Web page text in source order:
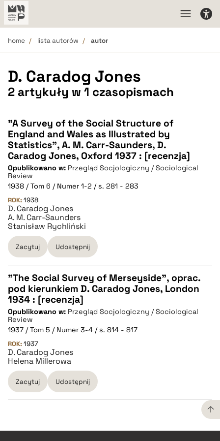
home lista autorów autor
D. Caradog Jones
2 artykuły w 1 czasopismach
"A Survey of the Social Structure of
England and Wales as Illustrated by
Statistics", A. M. Carr-Saunders, D.
Caradog Jones, Oxford 1937 : [recenzja]
Opublikowano w: Przegląd Socjologiczny / Sociological
Review
1938 / Tom 6 / Numer 1-2 / s. 281 - 283
ROK: 1938
D. Caradog Jones
A. M. Carr-Saunders
Stanisław Rychliński
Zacytuj Udostępnij
CZYSTY TEKST
pobierz cytat
BIBTEX
pobierz cytat
"The Social Survey of Merseyside", oprac.
pod kierunkiem D. Caradog Jones, London
1934 : [recenzja]
Opublikowano w: Przegląd Socjologiczny / Sociological
Review
1937 / Tom 5 / Numer 3-4 / s. 814 - 817
ROK: 1937
D. Caradog Jones
Helena Millerowa
Zacytuj Udostępnij
CZYSTY TEKST